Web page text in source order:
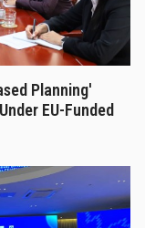
Planning'
EU-Funded